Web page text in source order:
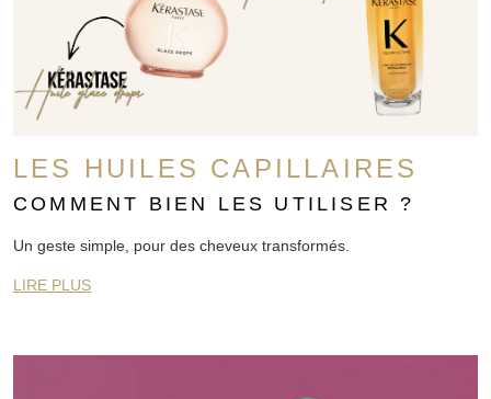
LES HUILES CAPILLAIRES
COMMENT BIEN LES UTILISER ?
Un geste simple, pour des cheveux transformés.
LIRE PLUS